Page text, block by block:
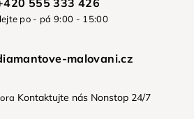
555 333 426
po - pá 9:00 - 15:00
malovani.cz
Kontaktujte nás Nonstop 24/7